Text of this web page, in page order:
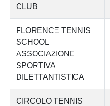
CLUB
FLORENCE TENNIS
SCHOOL
ASSOCIAZIONE
SPORTIVA
DILETTANTISTICA
CIRCOLO TENNIS